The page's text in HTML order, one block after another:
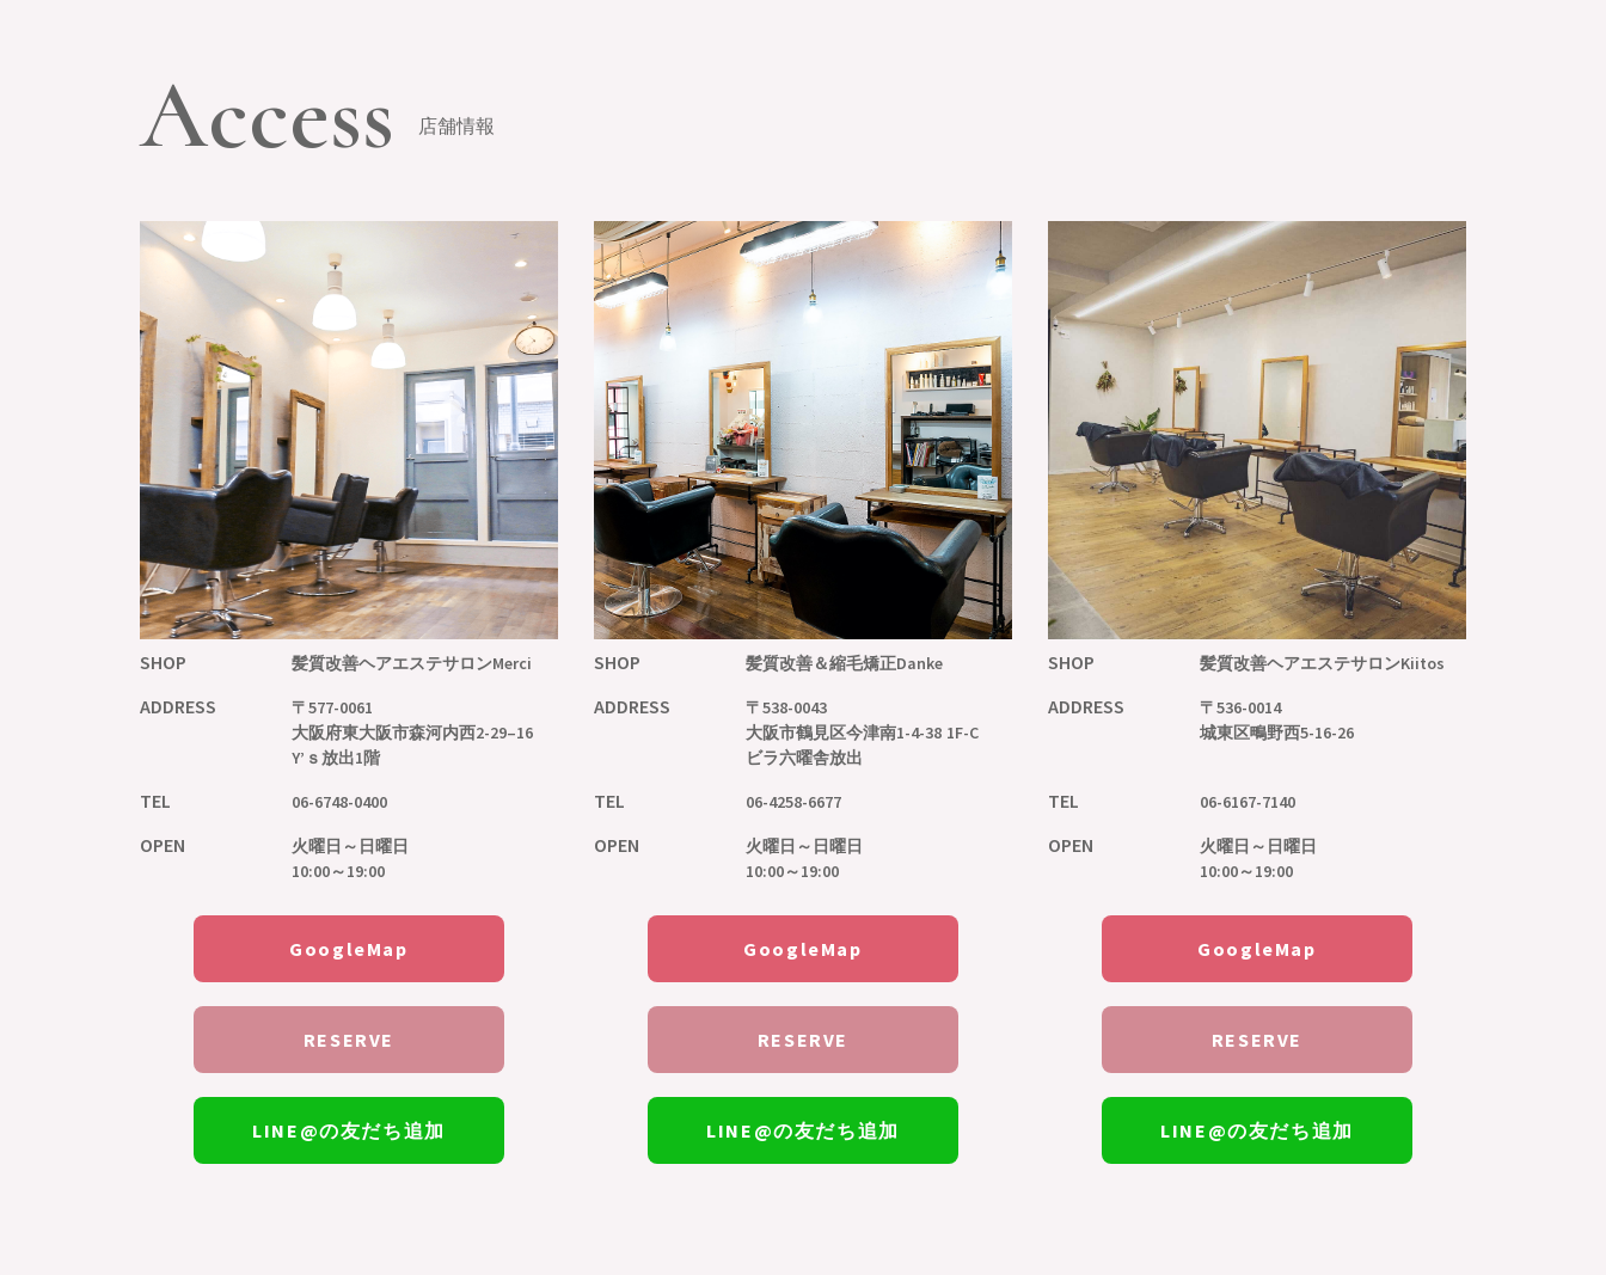
Access 店舗情報
SHOP 髪質改善ヘアエステサロンMerci
ADDRESS
〒577-0061
大阪府東大阪市森河内西2-29–16
Y’ｓ放出1階
TEL 06-6748-0400
OPEN
火曜日～日曜日
10:00～19:00
GoogleMap
RESERVE
LINE@の友だち追加
SHOP 髪質改善＆縮毛矯正Danke
ADDRESS
〒538-0043
大阪市鶴見区今津南1-4-38 1F-C
ビラ六曜舎放出
TEL 06-4258-6677
OPEN
火曜日～日曜日
10:00～19:00
GoogleMap
RESERVE
LINE@の友だち追加
SHOP 髪質改善ヘアエステサロンKiitos
ADDRESS
〒536-0014
城東区鴫野西5-16-26
TEL 06-6167-7140
OPEN
火曜日～日曜日
10:00～19:00
GoogleMap
RESERVE
LINE@の友だち追加